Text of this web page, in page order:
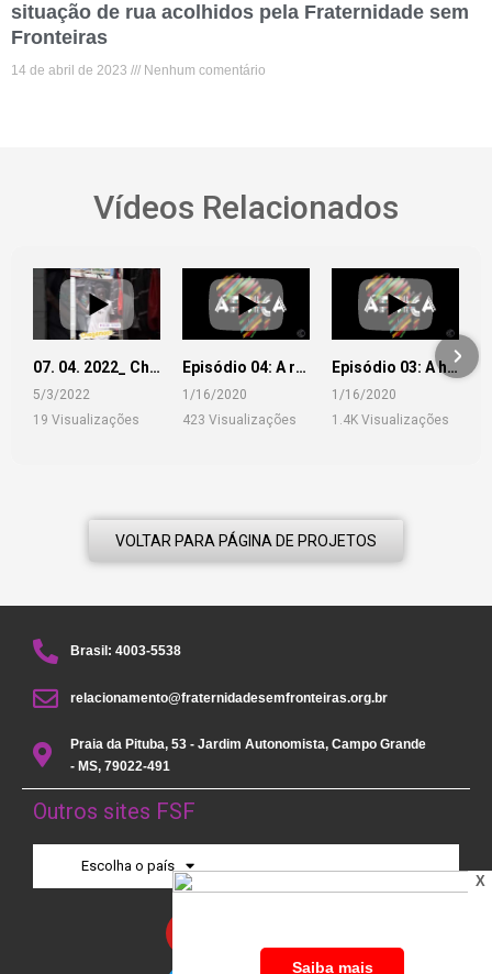
situação de rua acolhidos pela Fraternidade sem
Fronteiras
14 de abril de 2023 Nenhum comentário
Vídeos Relacionados
07. 04. 2022_ Chemin Praia
5/3/2022
19 Visualizações
Episódio 04: A rotina de crianças resgatadas por brasileiros
1/16/2020
423 Visualizações
Episódio 03: A história do início da escravidão na Ilha de Gorée
1/16/2020
1.4K Visualizações
VOLTAR PARA PÁGINA DE PROJETOS
Brasil: 4003-5538
relacionamento@fraternidadesemfronteiras.org.br
Praia da Pituba, 53 - Jardim Autonomista, Campo Grande
- MS, 79022-491
Outros sites FSF
Escolha o país
X